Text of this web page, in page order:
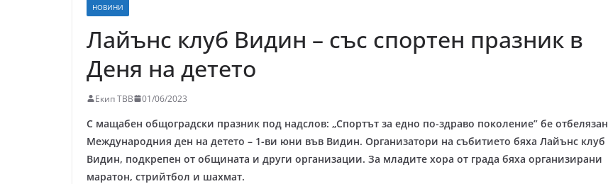
НОВИНИ
Лайънс клуб Видин – със спортен празник в
Деня на детето
Екип ТВВ 01/06/2023
С мащабен общоградски празник под надслов: „Спортът за едно по-здраво поколение” бе отбелязан
Международния ден на детето – 1-ви юни във Видин. Организатори на събитието бяха Лайънс клуб
Видин, подкрепен от общината и други организации. За младите хора от града бяха организирани
маратон, стрийтбол и шахмат.